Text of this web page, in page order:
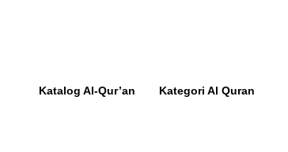
Katalog Al-Qur’an Kategori Al Quran